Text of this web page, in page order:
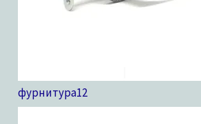
фурнитура12